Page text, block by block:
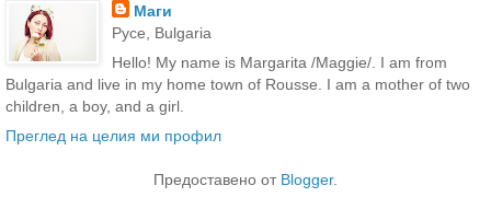
Маги
Русе, Bulgaria
Hello! My name is Margarita /Maggie/. I am from
Bulgaria and live in my home town of Rousse. I am a mother of two
children, a boy, and a girl.
Преглед на целия ми профил
Предоставено от Blogger.